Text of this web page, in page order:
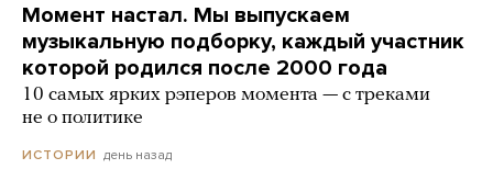
Момент настал. Мы выпускаем
музыкальную подборку, каждый участник
которой родился после 2000 года
10 самых ярких рэперов момента — с треками
не о политике
ИСТОРИИ день назад